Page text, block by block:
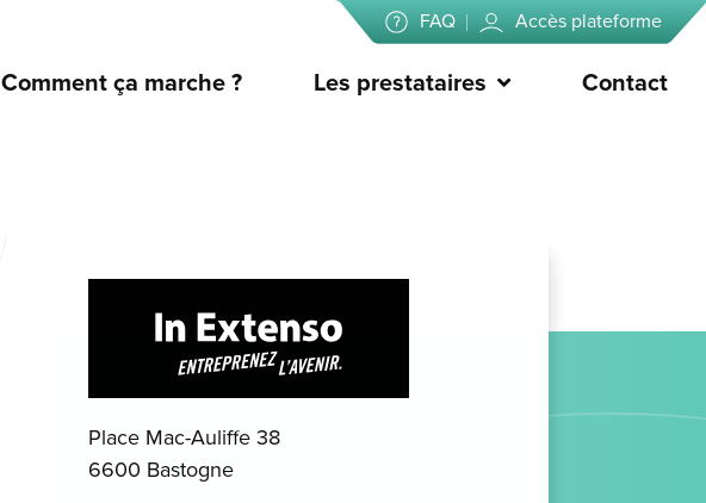
Comment ça marche ? Les prestataires Contact
FAQ Accès plateforme
Place Mac-Auliffe 38
6600 Bastogne